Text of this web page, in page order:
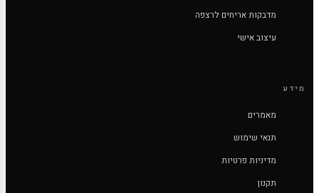
מדבקות אריחים לרצפה
עיצוב אישי
מידע
מאמרים
תנאי שימוש
מדיניות פרטיות
תקנון